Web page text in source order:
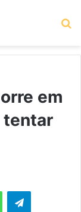
em
tentar
WhatsAppTelegram